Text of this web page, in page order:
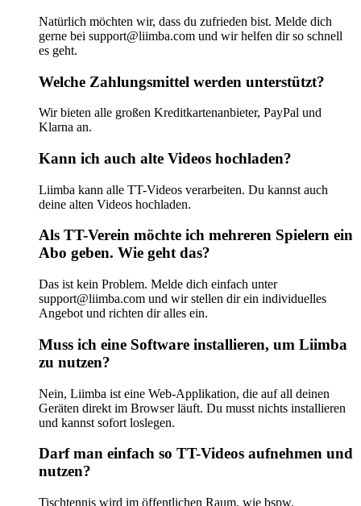
Natürlich möchten wir, dass du zufrieden bist. Melde dich
gerne bei support@liimba.com und wir helfen dir so schnell
es geht.
Welche Zahlungsmittel werden unterstützt?
Wir bieten alle großen Kreditkartenanbieter, PayPal und
Klarna an.
Kann ich auch alte Videos hochladen?
Liimba kann alle TT-Videos verarbeiten. Du kannst auch
deine alten Videos hochladen.
Als TT-Verein möchte ich mehreren Spielern ein
Abo geben. Wie geht das?
Das ist kein Problem. Melde dich einfach unter
support@liimba.com und wir stellen dir ein individuelles
Angebot und richten dir alles ein.
Muss ich eine Software installieren, um Liimba
zu nutzen?
Nein, Liimba ist eine Web-Applikation, die auf all deinen
Geräten direkt im Browser läuft. Du musst nichts installieren
und kannst sofort loslegen.
Darf man einfach so TT-Videos aufnehmen und
nutzen?
Tischtennis wird im öffentlichen Raum, wie bspw.